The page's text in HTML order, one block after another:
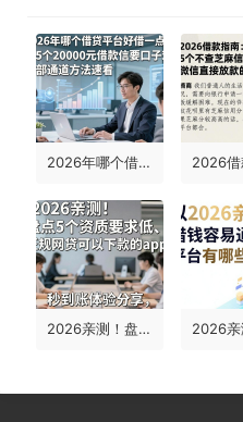
2026年哪个借贷平台好借一点？这5个20000元借款口子对征信要求不高，内部通道方法速看！
2026亲测！盘点5个资质要求低、正规网贷可以下款的app，秒到账体验分享